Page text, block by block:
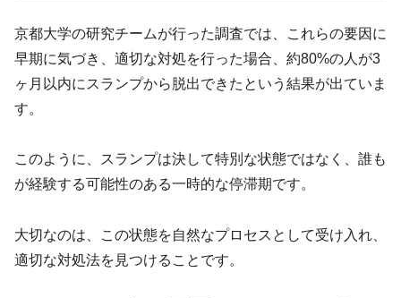
京都大学の研究チームが行った調査では、これらの要因に
早期に気づき、適切な対処を行った場合、約80%の人が3
ヶ月以内にスランプから脱出できたという結果が出ていま
す。
このように、スランプは決して特別な状態ではなく、誰も
が経験する可能性のある一時的な停滞期です。
大切なのは、この状態を自然なプロセスとして受け入れ、
適切な対処法を見つけることです。